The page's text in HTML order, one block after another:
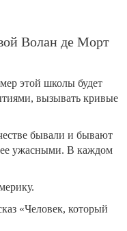
Волан де Морт
этой школы будет
вызывать кривые
бывали и бывают
ужасными. В каждом
«Человек, который